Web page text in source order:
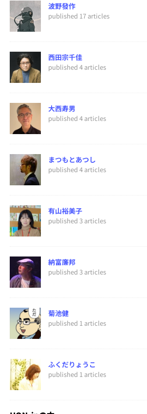
波野發作
published 17 articles
西田宗千佳
published 4 articles
大西寿男
published 4 articles
まつもとあつし
published 4 articles
有山裕美子
published 3 articles
納富廉邦
published 3 articles
菊池健
published 1 articles
ふくだりょうこ
published 1 articles